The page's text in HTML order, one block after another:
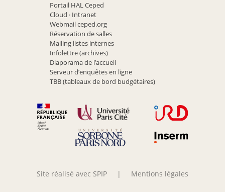
Portail HAL Ceped
Cloud ·Intranet
Webmail ceped.org
Réservation de salles
Mailing listes internes
Infolettre (archives)
Diaporama de l’accueil
Serveur d’enquêtes en ligne
TBB (tableaux de bord budgétaires)
Site réalisé avec SPIP | Mentions légales